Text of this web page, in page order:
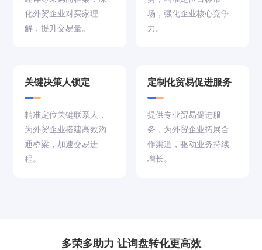
化外贸企业对买家理
解，提升交易量。
场，强化企业核心竞争
力。
关键决策人锁定
精准定位关键联系人，
为外贸企业搭建高效沟
通桥梁，加速交易进
程。
定制化贸易促进服务
提供专业贸易促进服
务，为外贸企业拓展合
作渠道，驱动业务持续
增长。
多荣多助力 让询盘转化更高效